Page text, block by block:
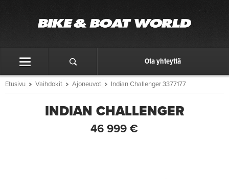
Ota yhteyttä
Etusivu Vaihdokit Ajoneuvot Indian Challenger 3377177
INDIAN CHALLENGER
46 999 €